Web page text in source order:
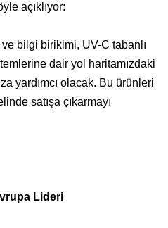
açıklıyor:
ve bilgi birikimi, UV-C tabanlı
dair yol haritamızdaki
yardımcı olacak. Bu ürünleri
satışa çıkarmayı
Lideri